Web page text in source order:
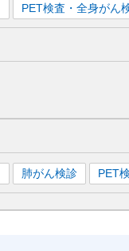
PET検査・全身がん
肺がん検診 PET